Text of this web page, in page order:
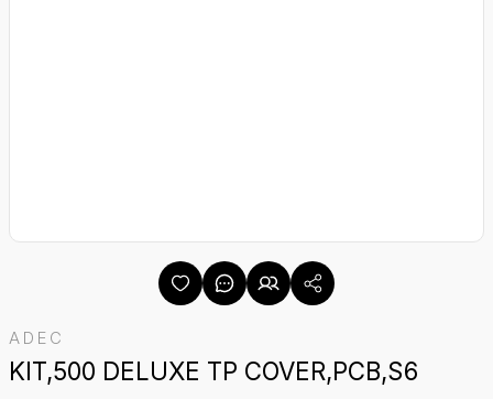
ADEC
KIT,500 DELUXE TP COVER,PCB,S6